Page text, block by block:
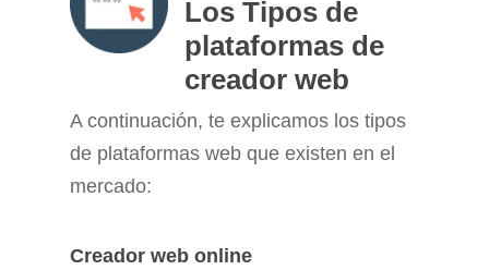
Los Tipos de
plataformas de
creador web
A continuación, te explicamos los tipos
de plataformas web que existen en el
mercado:
Creador web online